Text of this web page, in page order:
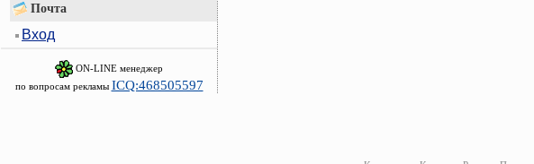
Почта
Вход
ON-LINE менеджер
по вопросам рекламы ICQ:468505597